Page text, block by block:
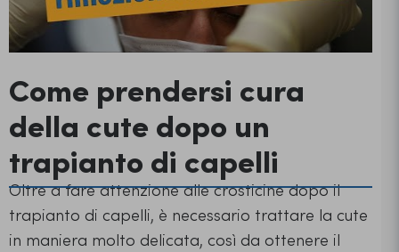
Come prendersi cura
della cute dopo un
trapianto di capelli
Oltre a fare attenzione alle crosticine dopo il
trapianto di capelli, è necessario trattare la cute
in maniera molto delicata, così da ottenere il